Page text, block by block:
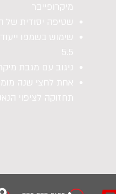
מיקרופייבר
שטיפה יסודית
5.5
ניגוב עם מגבת
אחת לחצי שנה
תחזוקה לציפוי